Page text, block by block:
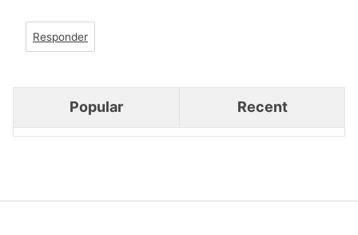
Responder
Popular Recent